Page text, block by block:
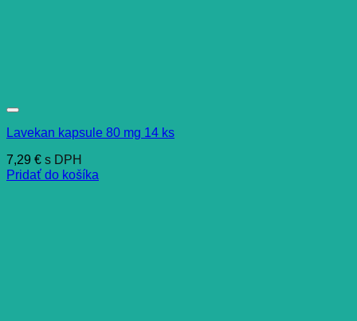
Lavekan kapsule 80 mg 14 ks
7,29 € s DPH
Pridať do košíka